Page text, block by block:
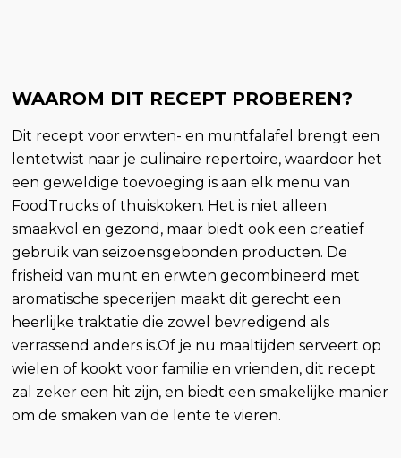
WAAROM DIT RECEPT PROBEREN?
Dit recept voor erwten- en muntfalafel brengt een
lentetwist naar je culinaire repertoire, waardoor het
een geweldige toevoeging is aan elk menu van
FoodTrucks of thuiskoken. Het is niet alleen
smaakvol en gezond, maar biedt ook een creatief
gebruik van seizoensgebonden producten. De
frisheid van munt en erwten gecombineerd met
aromatische specerijen maakt dit gerecht een
heerlijke traktatie die zowel bevredigend als
verrassend anders is.Of je nu maaltijden serveert op
wielen of kookt voor familie en vrienden, dit recept
zal zeker een hit zijn, en biedt een smakelijke manier
om de smaken van de lente te vieren.